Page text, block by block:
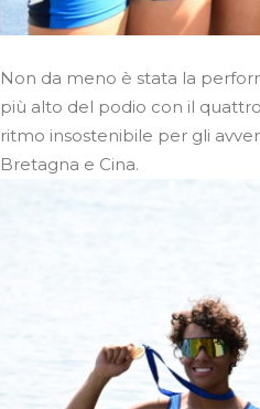
Non da meno è stata la
più alto del podio con il
ritmo insostenibile per gli
Bretagna e Cina.